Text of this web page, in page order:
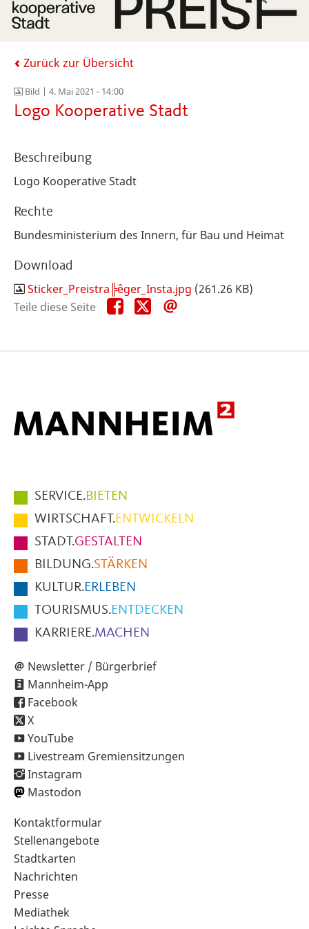
Zurück zur Übersicht
Bild | 4. Mai 2021 - 14:00
Logo Kooperative Stadt
Beschreibung
Logo Kooperative Stadt
Rechte
Bundesministerium des Innern, für Bau und Heimat
Download
Sticker_Preistra╠êger_Insta.jpg (261.26 KB)
Teile diese Seite
Teile
diese
Teile
diese
Hauptmenüpunkte
im
Fußbereich
der
Seite
SERVICE.BIETEN
WIRTSCHAFT.ENTWICKELN
STADT.GESTALTEN
BILDUNG.STÄRKEN
KULTUR.ERLEBEN
TOURISMUS.ENTDECKEN
KARRIERE.MACHEN
Newsletter / Bürgerbrief
Mannheim-App
Facebook
X
YouTube
Livestream Gremiensitzungen
Instagram
Mastodon
Sekundärnavigation
im
Fußbereich
Kontaktformular
Stellenangebote
Stadtkarten
Nachrichten
Presse
Mediathek